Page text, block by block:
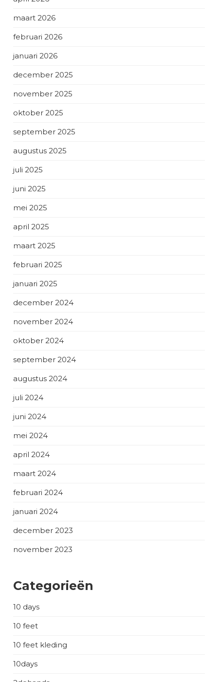
maart 2026
februari 2026
januari 2026
december 2025
november 2025
oktober 2025
september 2025
augustus 2025
juli 2025
juni 2025
mei 2025
april 2025
maart 2025
februari 2025
januari 2025
december 2024
november 2024
oktober 2024
september 2024
augustus 2024
juli 2024
juni 2024
mei 2024
april 2024
maart 2024
februari 2024
januari 2024
december 2023
november 2023
Categorieën
10 days
10 feet
10 feet kleding
10days